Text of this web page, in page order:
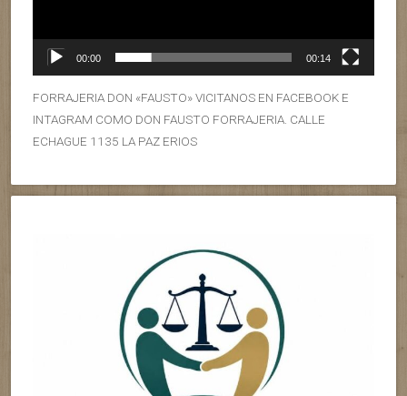
00:00 00:14
FORRAJERIA DON «FAUSTO» VICITANOS EN FACEBOOK E
INTAGRAM COMO DON FAUSTO FORRAJERIA. CALLE
ECHAGUE 1135 LA PAZ ERIOS